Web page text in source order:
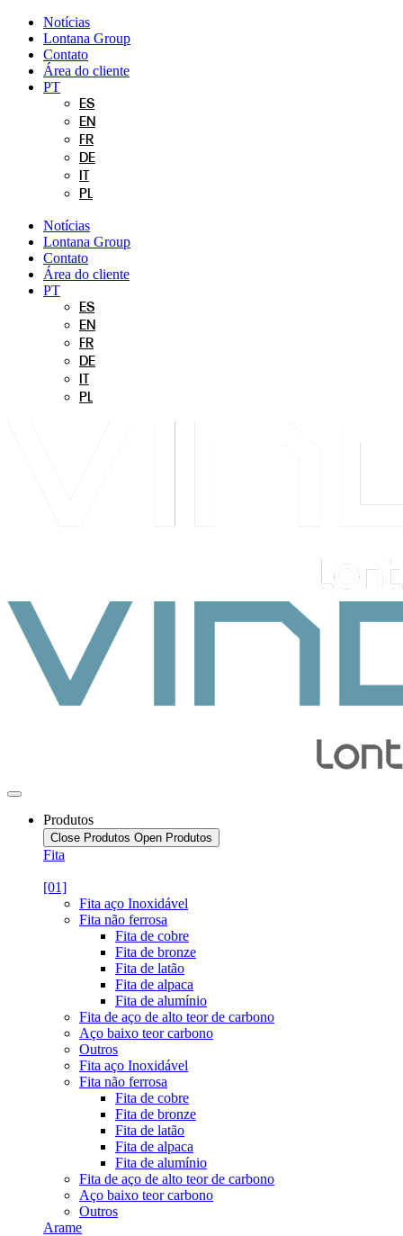
Pular
para
conteúdo
Notícias
Lontana Group
Contato
Área do cliente
PT
ES
EN
FR
DE
PL
Notícias
Lontana Group
Contato
Área do cliente
PT
ES
EN
FR
DE
PL
Produtos
Close Produtos Open Produtos
Fita
[01]
Fita aço Inoxidável
Fita não ferrosa
Fita de cobre
Fita de bronze
Fita de latão
Fita de alpaca
Fita de alumínio
Fita de aço de alto teor de carbono
Aço baixo teor carbono
Outros
Fita aço Inoxidável
Fita não ferrosa
Fita de cobre
Fita de bronze
Fita de latão
Fita de alpaca
Fita de alumínio
Fita de aço de alto teor de carbono
Aço baixo teor carbono
Outros
Arame